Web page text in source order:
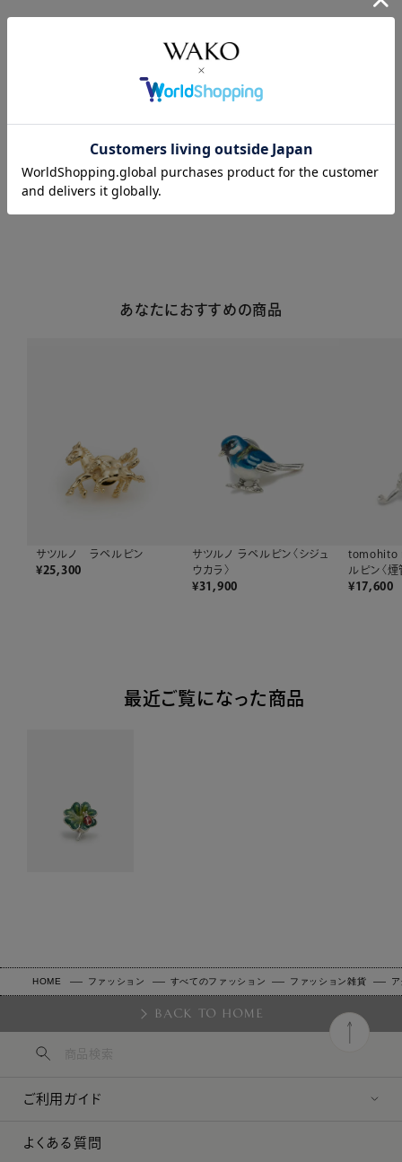
注意事項・キャンセル・返品
あなたにおすすめの商品
サツルノ ラペルピン
¥25,300
サツルノ ラペルピン〈シジュ
ウカラ〉
¥31,900
tomohito
ルピン〈煙
¥17,600
最近ご覧になった商品
HOME ファッション すべてのファッション ファッション雑貨
BACK TO HOME
ご利用ガイド
よくある質問